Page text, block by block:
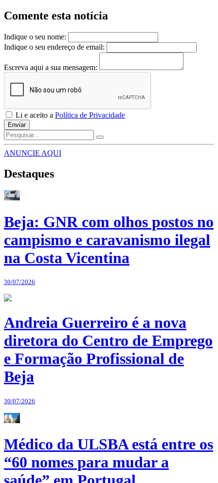
Comente esta notícia
Indique o seu nome:
Indique o seu endereço de email:
Escreva aqui a sua mensagem:
Li e aceito a Política de Privacidade
Enviar
ANUNCIE AQUI
Destaques
Beja: GNR com olhos postos no
campismo e caravanismo ilegal
na Costa Vicentina
30/07/2026
Andreia Guerreiro é a nova
diretora do Centro de Emprego
e Formação Profissional de
Beja
30/07/2026
Médico da ULSBA está entre os
“60 nomes para mudar a